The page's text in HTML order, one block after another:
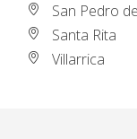
San Pedro
Santa Rita
Villarrica